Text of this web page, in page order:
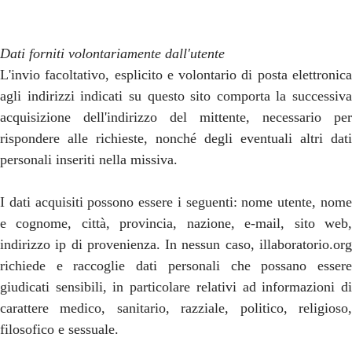
Dati forniti volontariamente dall'utente
L'invio facoltativo, esplicito e volontario di posta elettronica
agli indirizzi indicati su questo sito comporta la successiva
acquisizione dell'indirizzo del mittente, necessario per
rispondere alle richieste, nonché degli eventuali altri dati
personali inseriti nella missiva.
I dati acquisiti possono essere i seguenti: nome utente, nome
e cognome, città, provincia, nazione, e-mail, sito web,
indirizzo ip di provenienza. In nessun caso, illaboratorio.org
richiede e raccoglie dati personali che possano essere
giudicati sensibili, in particolare relativi ad informazioni di
carattere medico, sanitario, razziale, politico, religioso,
filosofico e sessuale.